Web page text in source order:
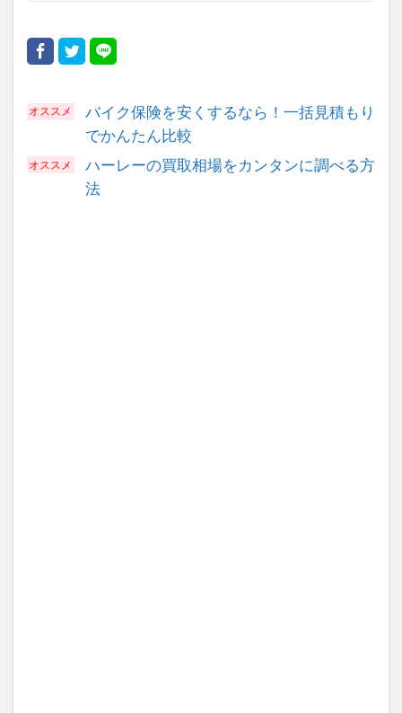
バイク保険を安くするなら！一括見積もり
でかんたん比較
ハーレーの買取相場をカンタンに調べる方
法